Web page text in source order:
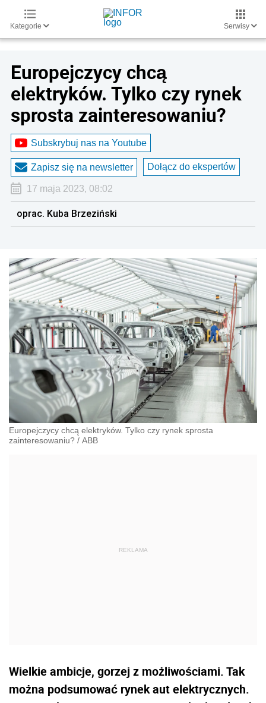
Kategorie Serwisy
Europejczycy chcą
elektryków. Tylko czy rynek
sprosta zainteresowaniu?
Subskrybuj nas na Youtube
Zapisz się na newsletter Dołącz do ekspertów
17 maja 2023, 08:02
oprac. Kuba Brzeziński
Europejczycy chcą elektryków. Tylko czy rynek sprosta
zainteresowaniu? / ABB
Wielkie ambicje, gorzej z możliwościami. Tak
można podsumować rynek aut elektrycznych.